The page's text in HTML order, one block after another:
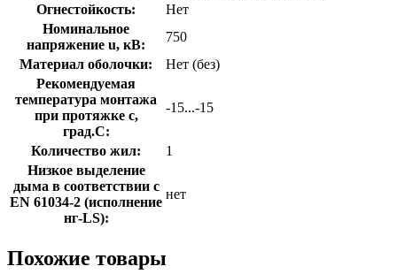
Огнестойкость:
Нет
Номинальное
напряжение u, кВ:
750
Материал оболочки:
Нет (без)
Рекомендуемая
температура монтажа
при протяжке с,
град.C:
-15...-15
Количество жил:
1
Низкое выделение
дыма в соответствии с
EN 61034-2 (исполнение
нг-LS):
нет
Похожие товары